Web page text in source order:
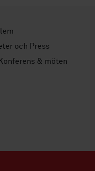
och Press
& möten